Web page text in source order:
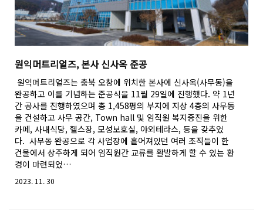
원익머트리얼즈, 본사 신사옥 준공
원익머트리얼즈는 충북 오창에 위치한 본사에 신사옥(사무동)을
완공하고 이를 기념하는 준공식을 11월 29일에 진행했다. 약 1년
간 공사를 진행하였으며 총 1,458평의 부지에 지상 4층의 사무동
을 건설하고 사무 공간, Town hall 및 임직원 복지증진을 위한
카페, 사내식당, 헬스장, 모성보호실, 야외테라스, 등을 갖추었
다. 사무동 완공으로 각 사업장에 흩어져있던 여러 조직들이 한
건물에서 상주하게 되어 임직원간 교류를 활발하게 할 수 있는 환
경이 마련되었…
2023. 11. 30